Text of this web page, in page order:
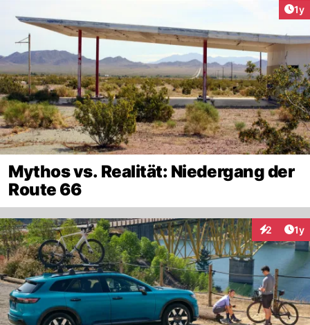
1y
Mythos vs. Realität: Niedergang der
Route 66
2 1y